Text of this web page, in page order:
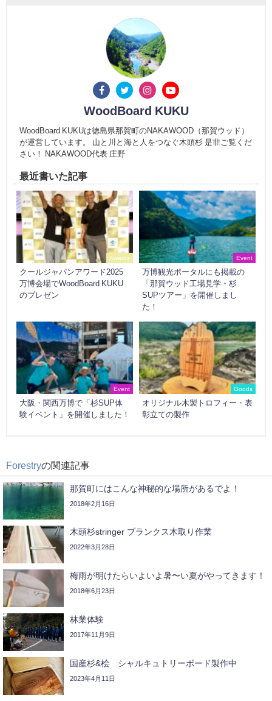
WoodBoard KUKU
WoodBoard KUKUは徳島県那賀町のNAKAWOOD（那賀ウッド）
が運営しています。 山と川と海と人をつなぐ木頭杉 是非ご覧くだ
さい！ NAKAWOOD代表 庄野
最近書いた記事
Awards
クールジャパンアワード2025
万博会場でWoodBoard KUKU
のプレゼン
Event
万博観光ポータルにも掲載の
「那賀ウッド工場見学・杉
SUPツアー」を開催しまし
た！
Event
大阪・関西万博で「杉SUP体
験イベント」を開催しました！
Goods
オリジナル木製トロフィー・表
彰立ての製作
Forestryの関連記事
那賀町にはこんな神秘的な場所があるでよ！
2018年2月16日
木頭杉stringer ブランクス木取り作業
2022年3月28日
梅雨が明けたらいよいよ暑〜い夏がやってきます！
2018年6月23日
林業体験
2017年11月9日
国産杉&桧 シャルキュトリーボード製作中
2023年4月11日